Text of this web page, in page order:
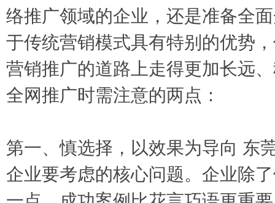
络推广领域的企业，还是准备全
于传统营销模式具有特别的优势
营销推广的道路上走得更加长远
全网推广时需注意的两点：
第一、慎选择，以效果为导向 东
企业要考虑的核心问题。企业除